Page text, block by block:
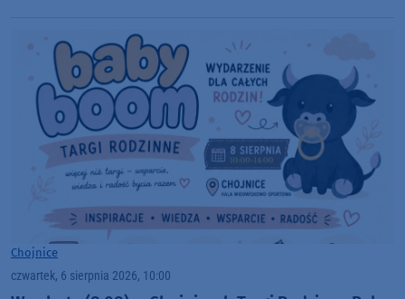
Chojnice
czwartek, 6 sierpnia 2026, 10:00